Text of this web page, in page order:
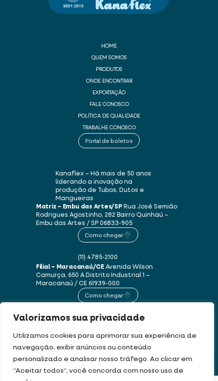
Valorizamos sua privacidade
Utilizamos cookies para aprimorar sua experiência de
navegação, exibir anúncios ou conteúdo
personalizado e analisar nosso tráfego. Ao clicar em
“Aceitar todos”, você concorda com nosso uso de
HOME
QUEM SOMOS
PRODUTOS
ONDE ENCONTRAR
EXPORTAÇÃO
FALE CONOSCO
POLÍTICA DE QUALIDADE
TRABALHE CONOSCO
Portal de boletos
Kanaflex – Há mais de 50 anos
liderando a inovação na
produção de Tubos, Dutos e
Mangueiras
Matriz – Embu das Artes/SPRua José Semião
Rodrigues Agostinho, 282 Bairro Quinhaú –
Embu das Artes / SP06833-905
Como chegar
(11) 4785-2100
Filial – Maracanaú/CEAvenida Wilson
Camurça, 650 ADistrito Industrial 1 –
Maracanaú / CE61939-000
Como chegar
(85) 3250-1235
Este site usa cookies e dados pessoais de acordo com os nossosTermos de Uso e